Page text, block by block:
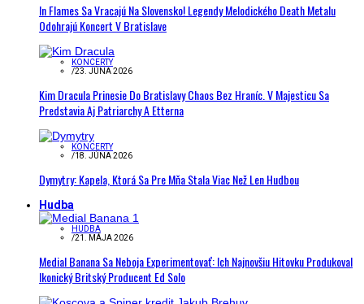
In Flames Sa Vracajú Na Slovensko! Legendy Melodického Death Metalu
Odohrajú Koncert V Bratislave
KONCERTY
/23. JÚNA 2026
Kim Dracula Prinesie Do Bratislavy Chaos Bez Hraníc. V Majesticu Sa
Predstavia Aj Patriarchy A Etterna
KONCERTY
/18. JÚNA 2026
Dymytry: Kapela, Ktorá Sa Pre Mňa Stala Viac Než Len Hudbou
Hudba
HUDBA
/21. MÁJA 2026
Medial Banana Sa Neboja Experimentovať: Ich Najnovšiu Hitovku Produkoval
Ikonický Britský Producent Ed Solo